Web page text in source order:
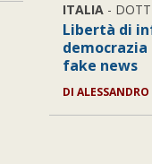
ITALIA -
Libertà di
fake news
DI